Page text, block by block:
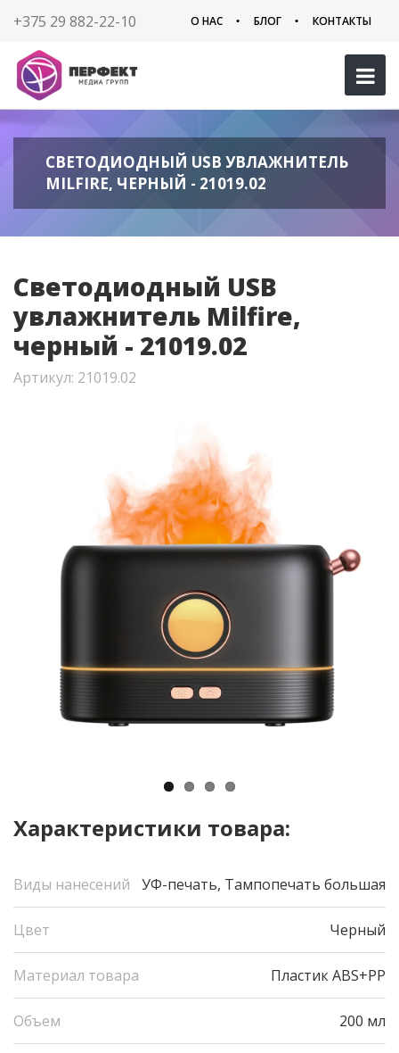
+375 29 882-22-10 О НАС БЛОГ КОНТАКТЫ
СВЕТОДИОДНЫЙ USB УВЛАЖНИТЕЛЬ
MILFIRE, ЧЕРНЫЙ - 21019.02
Светодиодный USB
увлажнитель Milfire,
черный - 21019.02
Артикул: 21019.02
Характеристики товара:
Виды нанесений УФ-печать, Тампопечать большая
Цвет Черный
Материал товара Пластик ABS+PP
Объем 200 мл